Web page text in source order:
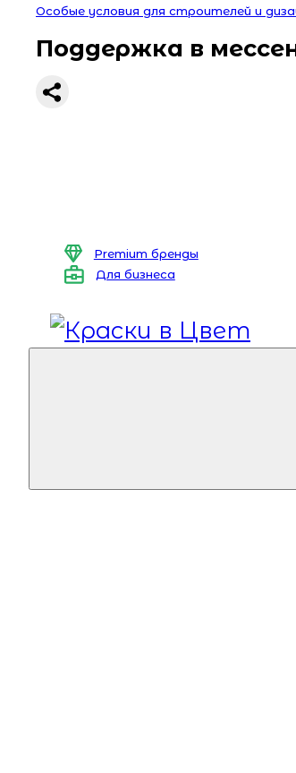
Особые условия для строителей и
Поддержка в
Premium бренды
Для бизнеса